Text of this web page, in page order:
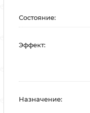
Состояние:
Эффект:
Назначение: